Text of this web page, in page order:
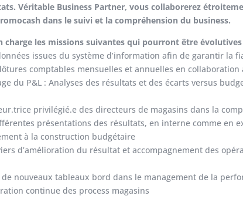
Véritable Business Partner, vous collaborerez
dans le suivi et la compréhension du business.
charge les missions suivantes qui pourront être évolutives
issues du système d’information afin de garantir la
comptables mensuelles et annuelles en collaboration
du P&L : Analyses des résultats et des écarts versus
privilégié.e des directeurs de magasins dans la
présentations des résultats, en interne comme en
à la construction budgétaire
d’amélioration du résultat et accompagnement des
de nouveaux tableaux bord dans le management de la
continue des process magasins